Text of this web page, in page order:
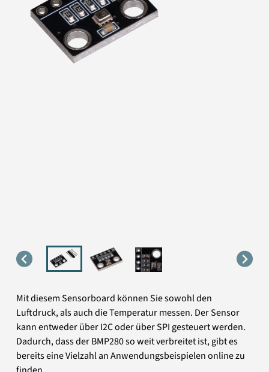
Mit diesem Sensorboard können Sie sowohl den
Luftdruck, als auch die Temperatur messen. Der Sensor
kann entweder über I2C oder über SPI gesteuert werden.
Dadurch, dass der BMP280 so weit verbreitet ist, gibt es
bereits eine Vielzahl an Anwendungsbeispielen online zu